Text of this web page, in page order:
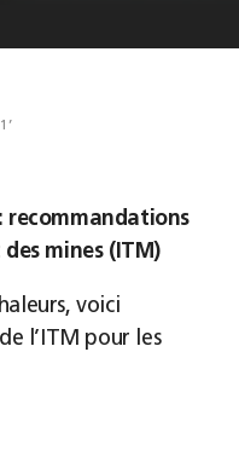
1’
recommandations
mines (ITM)
voici
l’ITM pour les